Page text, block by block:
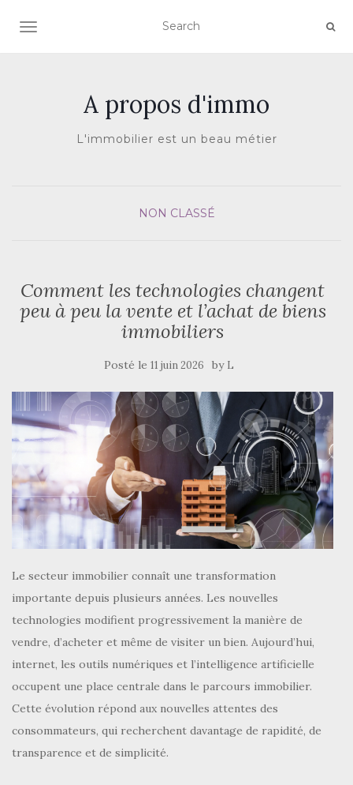
AFFICHER/MASQUER LA NAVIGATION
A propos d'immo
L'immobilier est un beau métier
NON CLASSÉ
Comment les technologies changent
peu à peu la vente et l’achat de biens
immobiliers
Posté le 11 juin 2026 by L
Le secteur immobilier connaît une transformation
importante depuis plusieurs années. Les nouvelles
technologies modifient progressivement la manière de
vendre, d’acheter et même de visiter un bien. Aujourd’hui,
internet, les outils numériques et l’intelligence artificielle
occupent une place centrale dans le parcours immobilier.
Cette évolution répond aux nouvelles attentes des
consommateurs, qui recherchent davantage de rapidité, de
transparence et de simplicité.